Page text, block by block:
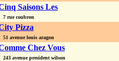
Saisons Les
7 rue coubron
Pizza
51 avenue louis aragon
Chez Vous
243 avenue president wilson